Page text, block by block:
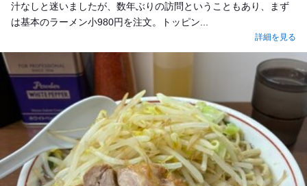
汁なしと迷いましたが、数年ぶりの訪問ということもあり、まず
は基本のラーメン小980円を注文。トッピン...
詳細を見る